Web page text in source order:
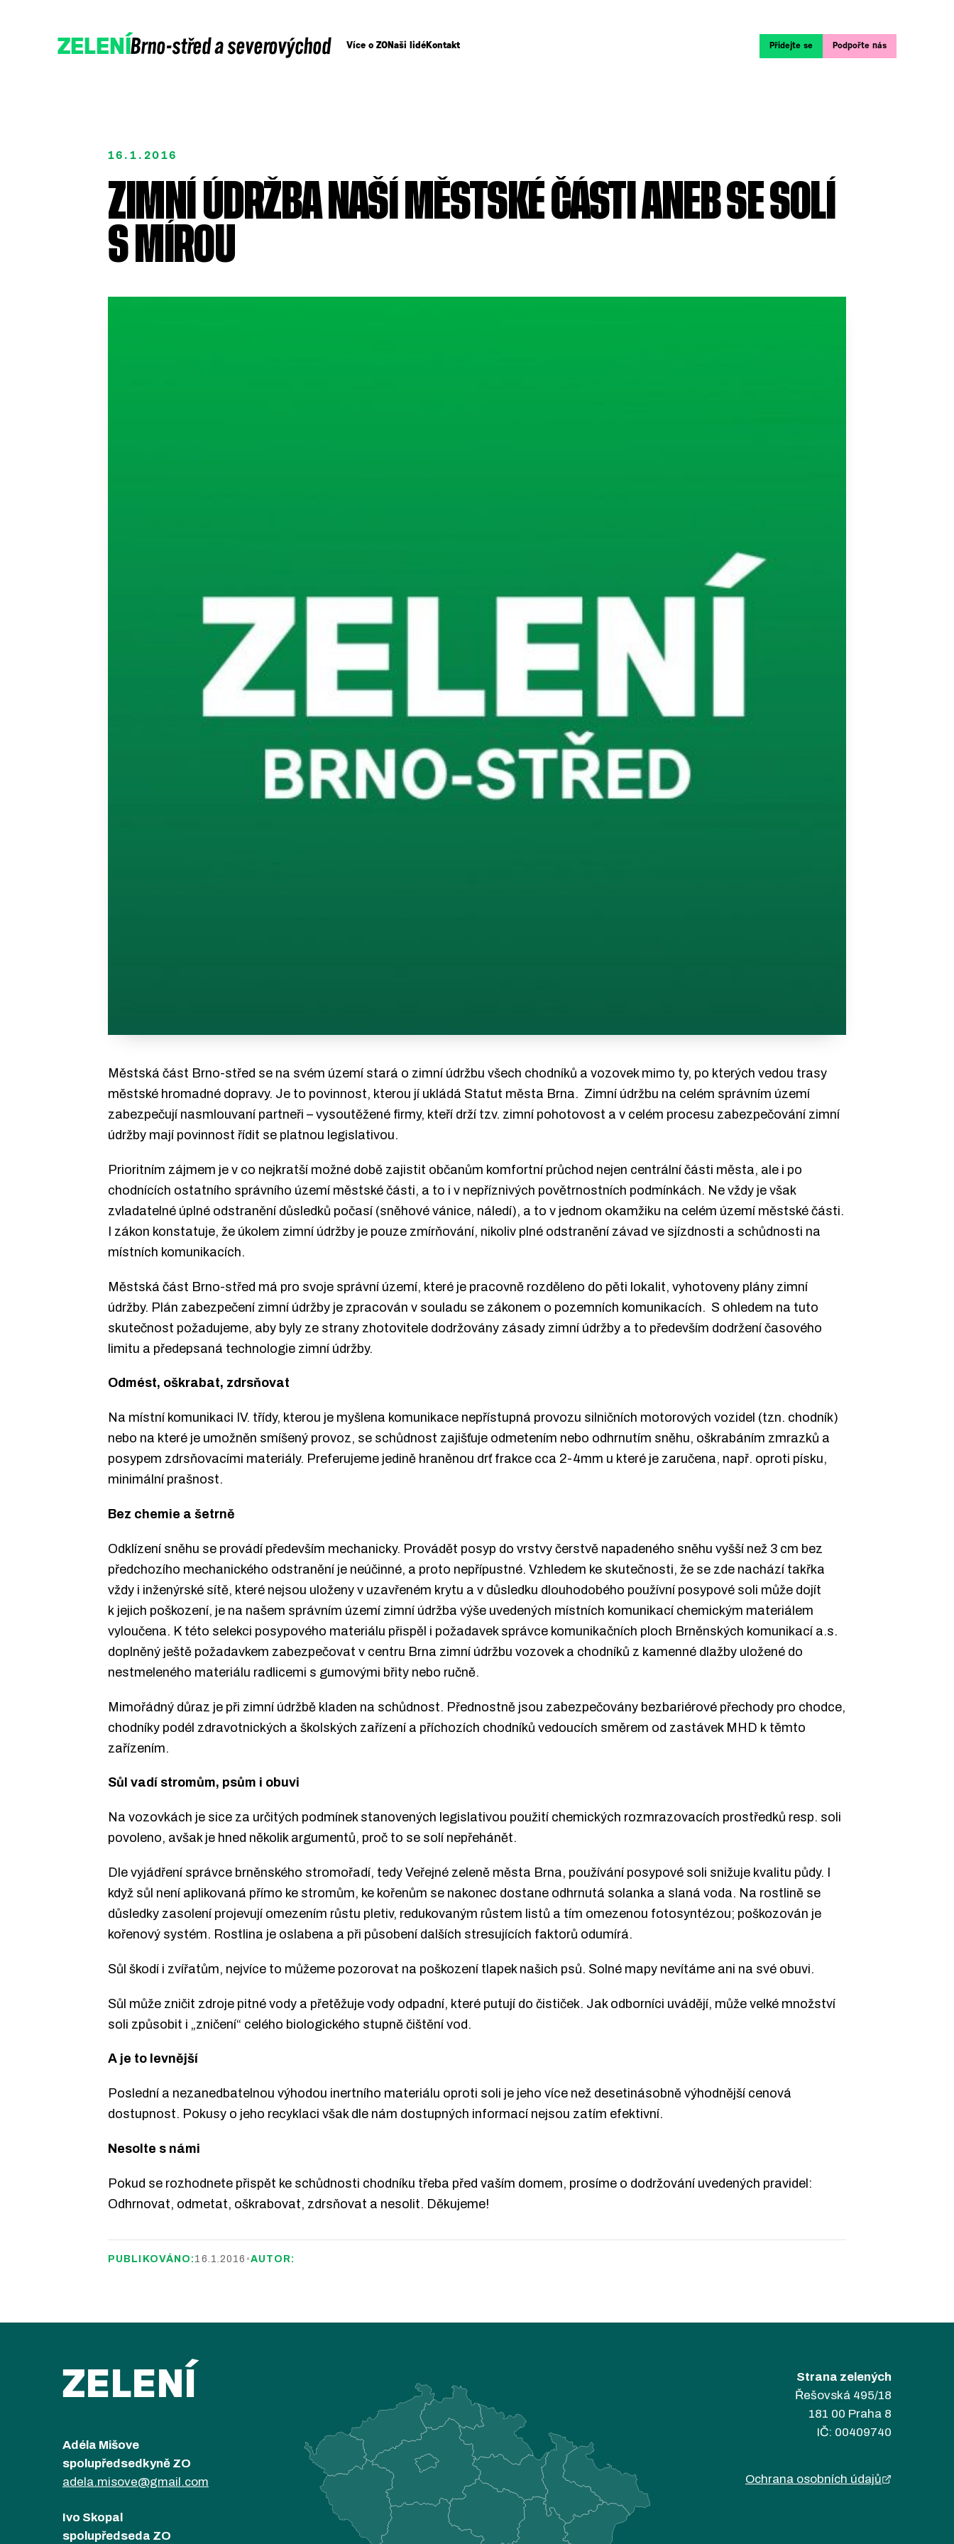
ZELENÍBrno-střed a severovýchod Více o ZONaši lidéKontakt Přidejte se Podpořte nás
Přidejte se
Podpořte nás
16.1.2016
ZIMNÍ ÚDRŽBA NAŠÍ MĚSTSKÉ ČÁSTI ANEB SE SOLÍ
S MÍROU
Městská část Brno-střed se na svém území stará o zimní údržbu všech chodníků a vozovek mimo ty, po kterých vedou trasy
městské hromadné dopravy. Je to povinnost, kterou jí ukládá Statut města Brna. Zimní údržbu na celém správním území
zabezpečují nasmlouvaní partneři – vysoutěžené firmy, kteří drží tzv. zimní pohotovost a v celém procesu zabezpečování zimní
údržby mají povinnost řídit se platnou legislativou.
Prioritním zájmem je v co nejkratší možné době zajistit občanům komfortní průchod nejen centrální části města, ale i po
chodnících ostatního správního území městské části, a to i v nepříznivých povětrnostních podmínkách. Ne vždy je však
zvladatelné úplné odstranění důsledků počasí (sněhové vánice, náledí), a to v jednom okamžiku na celém území městské části.
I zákon konstatuje, že úkolem zimní údržby je pouze zmírňování, nikoliv plné odstranění závad ve sjízdnosti a schůdnosti na
místních komunikacích.
Městská část Brno-střed má pro svoje správní území, které je pracovně rozděleno do pěti lokalit, vyhotoveny plány zimní
údržby. Plán zabezpečení zimní údržby je zpracován v souladu se zákonem o pozemních komunikacích. S ohledem na tuto
skutečnost požadujeme, aby byly ze strany zhotovitele dodržovány zásady zimní údržby a to především dodržení časového
limitu a předepsaná technologie zimní údržby.
Odmést, oškrabat, zdrsňovat
Na místní komunikaci IV. třídy, kterou je myšlena komunikace nepřístupná provozu silničních motorových vozidel (tzn. chodník)
nebo na které je umožněn smíšený provoz, se schůdnost zajišťuje odmetením nebo odhrnutím sněhu, oškrabáním zmrazků a
posypem zdrsňovacími materiály. Preferujeme jedině hraněnou drť frakce cca 2-4mm u které je zaručena, např. oproti písku,
minimální prašnost.
Bez chemie a šetrně
Odklízení sněhu se provádí především mechanicky. Provádět posyp do vrstvy čerstvě napadeného sněhu vyšší než 3 cm bez
předchozího mechanického odstranění je neúčinné, a proto nepřípustné. Vzhledem ke skutečnosti, že se zde nachází takřka
vždy i inženýrské sítě, které nejsou uloženy v uzavřeném krytu a v důsledku dlouhodobého používní posypové soli může dojít
k jejich poškození, je na našem správním území zimní údržba výše uvedených místních komunikací chemickým materiálem
vyloučena. K této selekci posypového materiálu přispěl i požadavek správce komunikačních ploch Brněnských komunikací a.s.
doplněný ještě požadavkem zabezpečovat v centru Brna zimní údržbu vozovek a chodníků z kamenné dlažby uložené do
nestmeleného materiálu radlicemi s gumovými břity nebo ručně.
Mimořádný důraz je při zimní údržbě kladen na schůdnost. Přednostně jsou zabezpečovány bezbariérové přechody pro chodce,
chodníky podél zdravotnických a školských zařízení a příchozích chodníků vedoucích směrem od zastávek MHD k těmto
zařízením.
Sůl vadí stromům, psům i obuvi
Na vozovkách je sice za určitých podmínek stanovených legislativou použití chemických rozmrazovacích prostředků resp. soli
povoleno, avšak je hned několik argumentů, proč to se solí nepřehánět.
Dle vyjádření správce brněnského stromořadí, tedy Veřejné zeleně města Brna, používání posypové soli snižuje kvalitu půdy. I
když sůl není aplikovaná přímo ke stromům, ke kořenům se nakonec dostane odhrnutá solanka a slaná voda. Na rostlině se
důsledky zasolení projevují omezením růstu pletiv, redukovaným růstem listů a tím omezenou fotosyntézou; poškozován je
kořenový systém. Rostlina je oslabena a při působení dalších stresujících faktorů odumírá.
Sůl škodí i zvířatům, nejvíce to můžeme pozorovat na poškození tlapek našich psů. Solné mapy nevítáme ani na své obuvi.
Sůl může zničit zdroje pitné vody a přetěžuje vody odpadní, které putují do čističek. Jak odborníci uvádějí, může velké množství
soli způsobit i „zničení“ celého biologického stupně čištění vod.
A je to levnější
Poslední a nezanedbatelnou výhodou inertního materiálu oproti soli je jeho více než desetinásobně výhodnější cenová
dostupnost. Pokusy o jeho recyklaci však dle nám dostupných informací nejsou zatím efektivní.
Nesolte s námi
Pokud se rozhodnete přispět ke schůdnosti chodníku třeba před vaším domem, prosíme o dodržování uvedených pravidel:
Odhrnovat, odmetat, oškrabovat, zdrsňovat a nesolit. Děkujeme!
PUBLIKOVÁNO: 16.1.2016 •AUTOR:
ZELENÍ
Adéla Mišove
spolupředsedkyně ZO
adela.misove@gmail.com
Ivo Skopal
spolupředseda ZO
Strana zelených
Řešovská 495/18
181 00 Praha 8
IČ: 00409740
Ochrana osobních údajů